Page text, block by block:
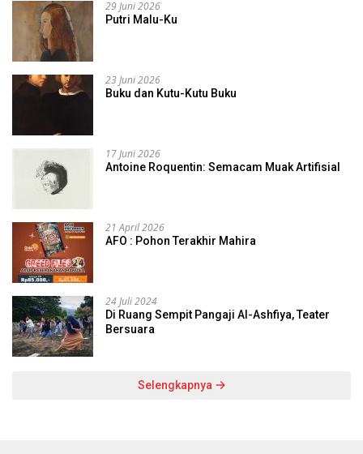
29 Juni 2026
Putri Malu-Ku
23 Juni 2026
Buku dan Kutu-Kutu Buku
17 Juni 2026
Antoine Roquentin: Semacam Muak Artifisial
21 April 2026
AFO : Pohon Terakhir Mahira
24 Juli 2024
Di Ruang Sempit Pangaji Al-Ashfiya, Teater
Bersuara
Selengkapnya